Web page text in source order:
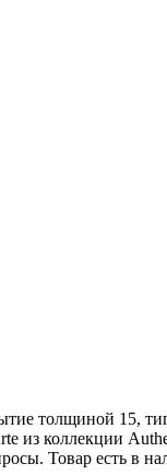
толщиной 15,
из коллекции
Товар есть в